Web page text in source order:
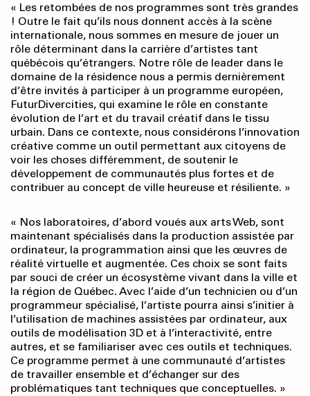
« Les retombées de nos programmes sont très grandes
! Outre le fait qu’ils nous donnent accès à la scène
internationale, nous sommes en mesure de jouer un
rôle déterminant dans la carrière d’artistes tant
québécois qu’étrangers. Notre rôle de leader dans le
domaine de la résidence nous a permis dernièrement
d’être invités à participer à un programme européen,
FuturDivercities, qui examine le rôle en constante
évolution de l’art et du travail créatif dans le tissu
urbain. Dans ce contexte, nous considérons l’innovation
créative comme un outil permettant aux citoyens de
voir les choses différemment, de soutenir le
développement de communautés plus fortes et de
contribuer au concept de ville heureuse et résiliente. »
« Nos laboratoires, d’abord voués aux arts Web, sont
maintenant spécialisés dans la production assistée par
ordinateur, la programmation ainsi que les œuvres de
réalité virtuelle et augmentée. Ces choix se sont faits
par souci de créer un écosystème vivant dans la ville et
la région de Québec. Avec l’aide d’un technicien ou d’un
programmeur spécialisé, l’artiste pourra ainsi s’initier à
l’utilisation de machines assistées par ordinateur, aux
outils de modélisation 3D et à l’interactivité, entre
autres, et se familiariser avec ces outils et techniques.
Ce programme permet à une communauté d’artistes
de travailler ensemble et d’échanger sur des
problématiques tant techniques que conceptuelles. »